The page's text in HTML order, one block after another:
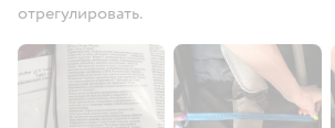
отрегулировать.